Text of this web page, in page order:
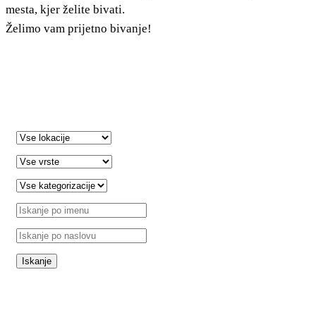
sl
21216 Kaštel Stari, Hrvatska
mesta, kjer želite bivati.
Želimo vam prijetno bivanje!